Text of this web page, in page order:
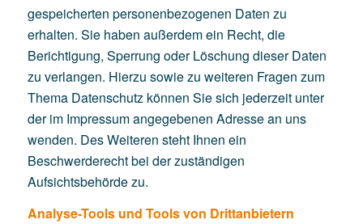
gespeicherten personenbezogenen Daten zu
erhalten. Sie haben außerdem ein Recht, die
Berichtigung, Sperrung oder Löschung dieser Daten
zu verlangen. Hierzu sowie zu weiteren Fragen zum
Thema Datenschutz können Sie sich jederzeit unter
der im Impressum angegebenen Adresse an uns
wenden. Des Weiteren steht Ihnen ein
Beschwerderecht bei der zuständigen
Aufsichtsbehörde zu.
Analyse-Tools und Tools von Drittanbietern